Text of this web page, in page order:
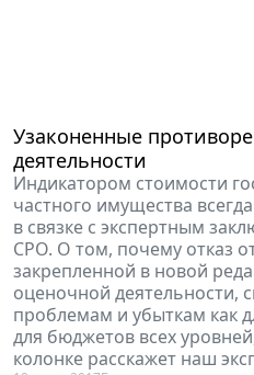
Узаконенные
деятельности
Индикатором стоимости
частного имущества
в связке с экспертным
СРО. О том, почему отказ
закрепленной в новой
оценочной деятельности,
проблемам и убыткам как
для бюджетов всех
колонке расскажет наш